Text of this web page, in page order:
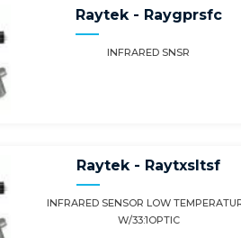
Raytek - Raygprsfc
INFRARED SNSR
Raytek - Raytxsltsf
INFRARED SENSOR LOW
W/33:1OPTIC